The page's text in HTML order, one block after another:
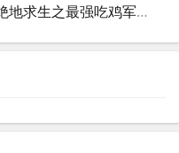
绝地求生之最强吃鸡军团小说柯凡-探索绝地求生最强吃鸡军团的小说世界